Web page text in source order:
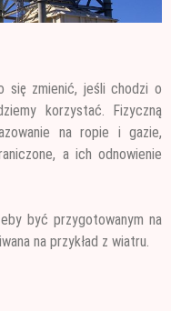
się zmienić, jeśli chodzi o
korzystać. Fizyczną
na ropie i gazie,
a ich odnowienie
być przygotowanym na
na przykład z wiatru.